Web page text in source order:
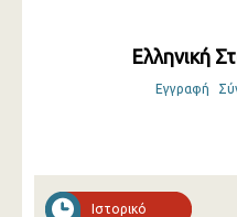
Ελληνική
Εγγραφή
Ιστορικό